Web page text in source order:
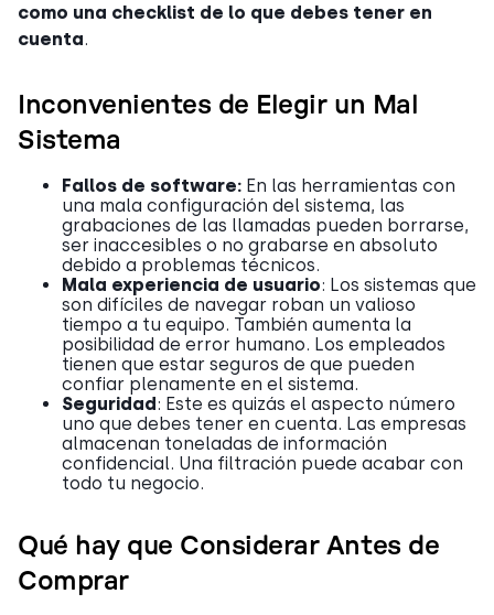
como una checklist de lo que debes tener en
cuenta.
Inconvenientes de Elegir un Mal
Sistema
Fallos de software: En las herramientas con
una mala configuración del sistema, las
grabaciones de las llamadas pueden borrarse,
ser inaccesibles o no grabarse en absoluto
debido a problemas técnicos.
Mala experiencia de usuario: Los sistemas que
son difíciles de navegar roban un valioso
tiempo a tu equipo. También aumenta la
posibilidad de error humano. Los empleados
tienen que estar seguros de que pueden
confiar plenamente en el sistema.
Seguridad: Este es quizás el aspecto número
uno que debes tener en cuenta. Las empresas
almacenan toneladas de información
confidencial. Una filtración puede acabar con
todo tu negocio.
Qué hay que Considerar Antes de
Comprar